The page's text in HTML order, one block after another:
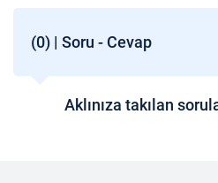
(0) | Soru - Cevap
Aklınıza takılan